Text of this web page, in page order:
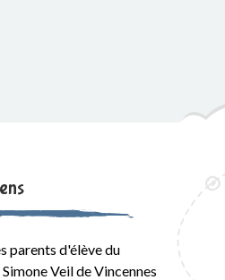
parents d'élève du
Veil de Vincennes